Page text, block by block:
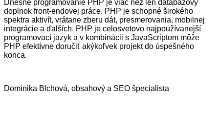
Dnešné programovanie PHP je viac než len databázový
doplnok front-endovej práce. PHP je schopné širokého
spektra aktivít, vrátane zberu dát, presmerovania, mobilnej
integrácie a ďalších. PHP je celosvetovo najpoužívanejší
programovací jazyk a v kombinácii s JavaScriptom môže
PHP efektívne doručiť akýkoľvek projekt do úspešného
konca.
Dominika Blchová, obsahový a SEO špecialista